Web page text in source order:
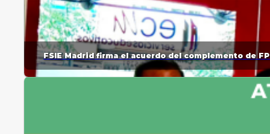
FSIE Madrid firma el acuerdo del complemento de